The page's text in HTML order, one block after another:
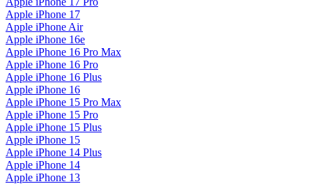
Apple iPhone 17
Apple iPhone Air
Apple iPhone 16e
Apple iPhone 16 Pro Max
Apple iPhone 16 Pro
Apple iPhone 16 Plus
Apple iPhone 16
Apple iPhone 15 Pro Max
Apple iPhone 15 Pro
Apple iPhone 15 Plus
Apple iPhone 15
Apple iPhone 14 Plus
Apple iPhone 14
Apple iPhone 13